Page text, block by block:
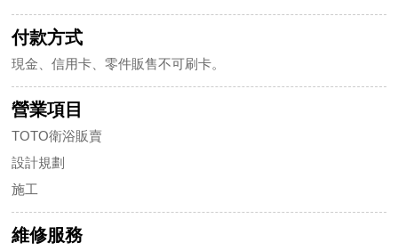
付款方式
現金、信用卡、零件販售不可刷卡。
營業項目
TOTO衛浴販賣
設計規劃
施工
維修服務